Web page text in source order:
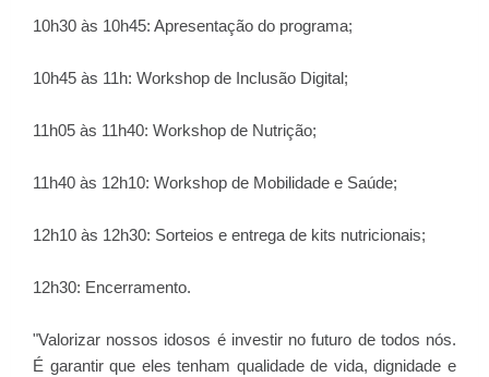
10h30 às 10h45: Apresentação do programa;
10h45 às 11h: Workshop de Inclusão Digital;
11h05 às 11h40: Workshop de Nutrição;
11h40 às 12h10: Workshop de Mobilidade e Saúde;
12h10 às 12h30: Sorteios e entrega de kits nutricionais;
12h30: Encerramento.
"Valorizar nossos idosos é investir no futuro de todos nós.
É garantir que eles tenham qualidade de vida, dignidade e